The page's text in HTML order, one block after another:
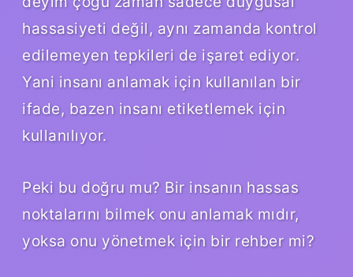
hassasiyeti değil, aynı zamanda kontrol
edilemeyen tepkileri de işaret ediyor.
Yani insanı anlamak için kullanılan bir
ifade, bazen insanı etiketlemek için
kullanılıyor.
Peki bu doğru mu? Bir insanın hassas
noktalarını bilmek onu anlamak mıdır,
yoksa onu yönetmek için bir rehber mi?